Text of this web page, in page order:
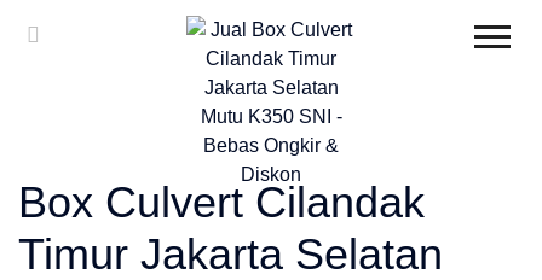
Box Culvert Cilandak
Timur Jakarta Selatan